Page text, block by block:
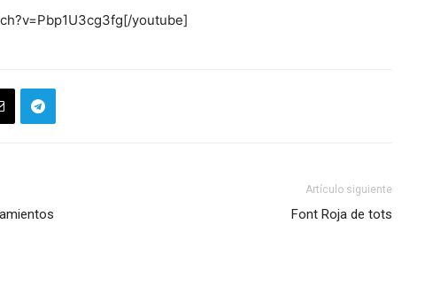
youtube]
Artículo siguiente
Font Roja de tots